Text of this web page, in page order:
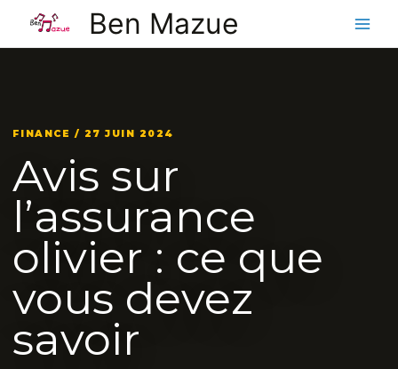
contenu
Ben Mazue
FINANCE / 27 JUIN 2024
Avis sur
l’assurance
olivier : ce que
vous devez
savoir